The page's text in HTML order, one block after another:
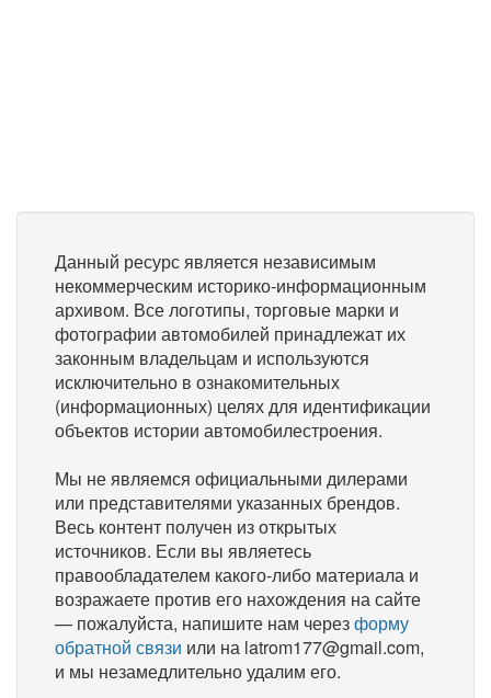
Данный ресурс является независимым
некоммерческим историко-информационным
архивом. Все логотипы, торговые марки и
фотографии автомобилей принадлежат их
законным владельцам и используются
исключительно в ознакомительных
(информационных) целях для идентификации
объектов истории автомобилестроения.
Мы не являемся официальными дилерами
или представителями указанных брендов.
Весь контент получен из открытых
источников. Если вы являетесь
правообладателем какого-либо материала и
возражаете против его нахождения на сайте
— пожалуйста, напишите нам черезформу
обратной связи или на latrom177@gmail.com,
и мы незамедлительно удалим его.